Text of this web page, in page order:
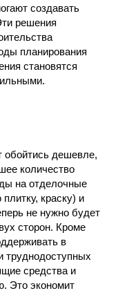
создавать
решения
планирования
становятся
обойтись дешевле,
количество
на отделочные
краску) и
не нужно будет
сторон. Кроме
в
труднодоступных
средства и
Это экономит